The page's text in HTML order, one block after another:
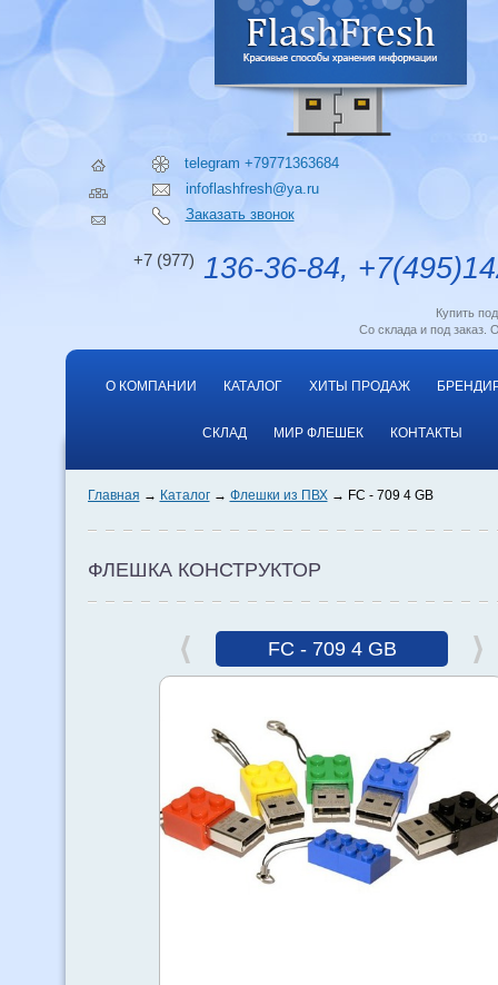
telegram +79771363684
infoflashfresh@ya.ru
Заказать звонок
+7 (977) 136-36-84,
Купить
Со склада и под заказ.
О КОМПАНИИ КАТАЛОГ ХИТЫ ПРОДАЖ
СКЛАД МИР ФЛЕШЕК КОНТАКТЫ
Главная Каталог Флешки из ПВХ FC - 709 4 GB
ФЛЕШКА КОНСТРУКТОР
FC - 709 4 GB